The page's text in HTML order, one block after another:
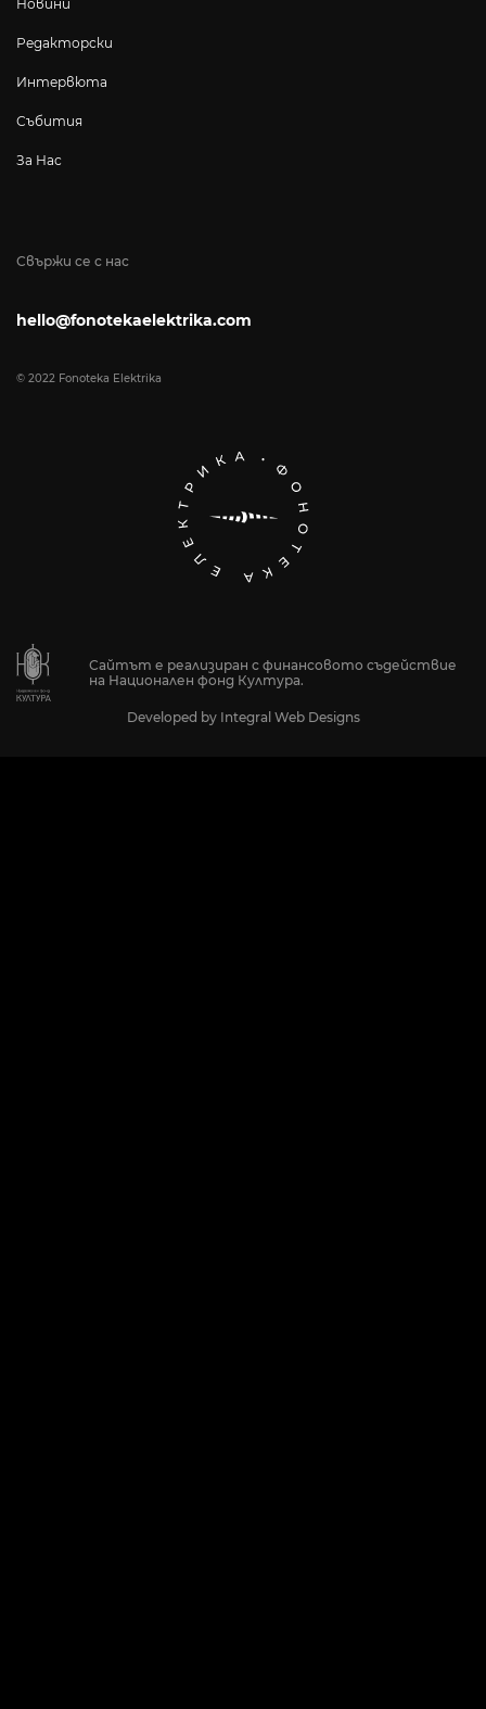
Свържи се с нас
hello@fonotekaelektrika.com
© 2022 Fonoteka Elektrika
Новини
Редакторски
Интервюта
Събития
За Нас
Сайтът е реализиран с финансовото съдействие
на Национален фонд Култура.
Developed by Integral Web Designs